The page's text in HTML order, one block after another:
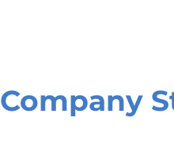
Company